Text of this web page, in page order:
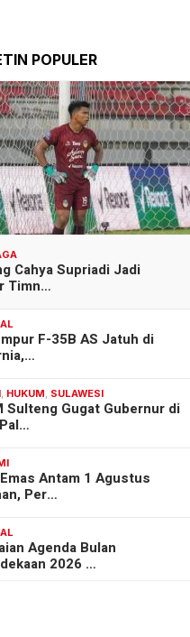
POPULER
Cahya Supriadi Jadi
Timn…
F-35B AS Jatuh di
HUKUM SULAWESI
Sulteng Gugat Gubernur di
Antam 1 Agustus
Per…
Agenda Bulan
2026 …